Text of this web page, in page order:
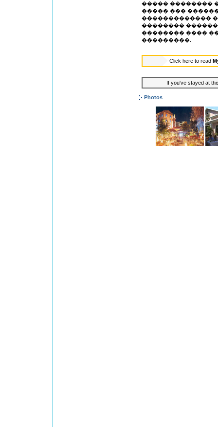
����� ��������
����� ���
�������������
��������
�������� ����
���������.
Click here to read
If you've stayed at
Photos